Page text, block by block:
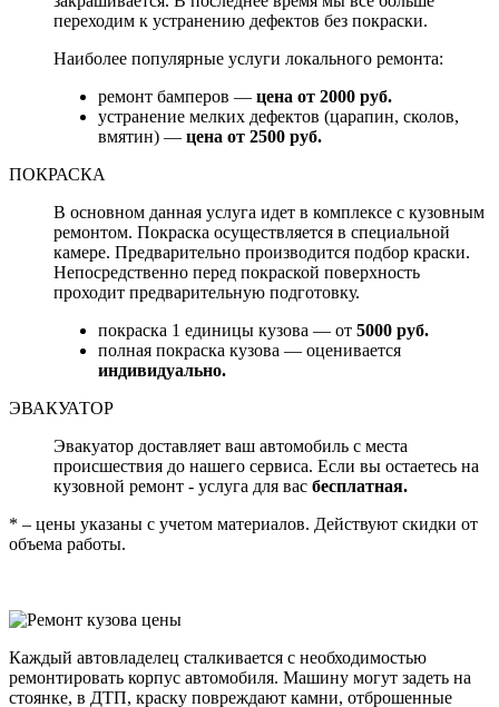
переходим к устранению дефектов без покраски.
Наиболее популярные услуги локального ремонта:
ремонт бамперов — цена от 2000 руб.
устранение мелких дефектов (царапин, сколов,
вмятин) — цена от 2500 руб.
ПОКРАСКА
В основном данная услуга идет в комплексе с кузовным
ремонтом. Покраска осуществляется в специальной
камере. Предварительно производится подбор краски.
Непосредственно перед покраской поверхность
проходит предварительную подготовку.
покраска 1 единицы кузова — от 5000 руб.
полная покраска кузова — оценивается
индивидуально.
ЭВАКУАТОР
Эвакуатор доставляет ваш автомобиль с места
происшествия до нашего сервиса. Если вы остаетесь на
кузовной ремонт - услуга для вас бесплатная.
* – цены указаны с учетом материалов. Действуют скидки от
объема работы.
Каждый автовладелец сталкивается с необходимостью
ремонтировать корпус автомобиля. Машину могут задеть на
стоянке, в ДТП, краску повреждают камни, отброшенные